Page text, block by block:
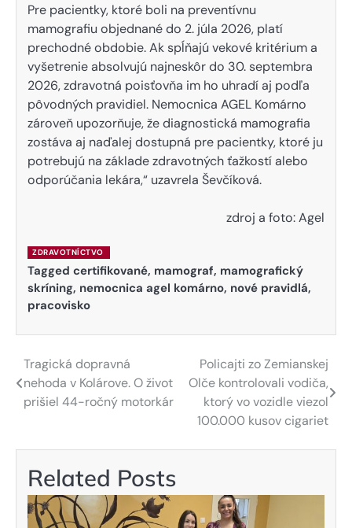
Pre pacientky, ktoré boli na preventívnu
mamografiu objednané do 2. júla 2026, platí
prechodné obdobie. Ak spĺňajú vekové kritérium a
vyšetrenie absolvujú najneskôr do 30. septembra
2026, zdravotná poisťovňa im ho uhradí aj podľa
pôvodných pravidiel. Nemocnica AGEL Komárno
zároveň upozorňuje, že diagnostická mamografia
zostáva aj naďalej dostupná pre pacientky, ktoré ju
potrebujú na základe zdravotných ťažkostí alebo
odporúčania lekára,“ uzavrela Ševčíková.
zdroj a foto: Agel
ZDRAVOTNÍCTVO
Tagged certifikované, mamograf, mamografický
skríning, nemocnica agel komárno, nové pravidlá,
pracovisko
Navigácia
v
Tragická dopravná
nehoda v Kolárove. O život
prišiel 44-ročný motorkár
Policajti zo Zemianskej
Olče kontrolovali vodiča,
ktorý vo vozidle viezol
100.000 kusov cigariet
Related Posts